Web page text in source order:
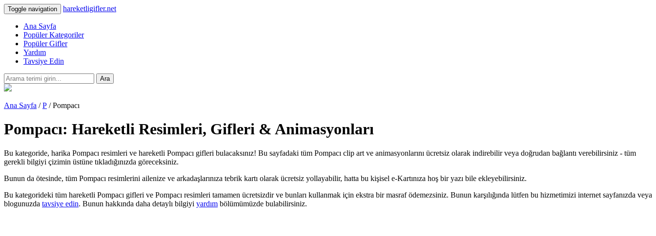
Toggle navigation hareketligifler.net
Ana Sayfa
Popüler Kategoriler
Popüler Gifler
Yardım
Tavsiye Edin
Ara
Ana Sayfa /P / Pompacı
Pompacı: Hareketli Resimleri, Gifleri & Animasyonları
Bu kategoride, harika Pompacı resimleri ve hareketli Pompacı gifleri bulacaksınız! Bu sayfadaki tüm Pompacı clip art ve animasyonlarını ücretsiz olarak indirebilir veya doğrudan bağlantı verebilirsiniz - tüm
gerekli bilgiyi çizimin üstüne tıkladığınızda göreceksiniz.
Bunun da ötesinde, tüm Pompacı resimlerini ailenize ve arkadaşlarınıza tebrik kartı olarak ücretsiz yollayabilir, hatta bu kişisel e-Kartınıza hoş bir yazı bile ekleyebilirsiniz.
Bu kategorideki tüm hareketli Pompacı gifleri ve Pompacı resimleri tamamen ücretsizdir ve bunları kullanmak için ekstra bir masraf ödemezsiniz. Bunun karşılığında lütfen bu hizmetimizi internet sayfanızda veya
blogunuzda tavsiye edin. Bunun hakkında daha detaylı bilgiyi yardım bölümümüzde bulabilirsiniz.